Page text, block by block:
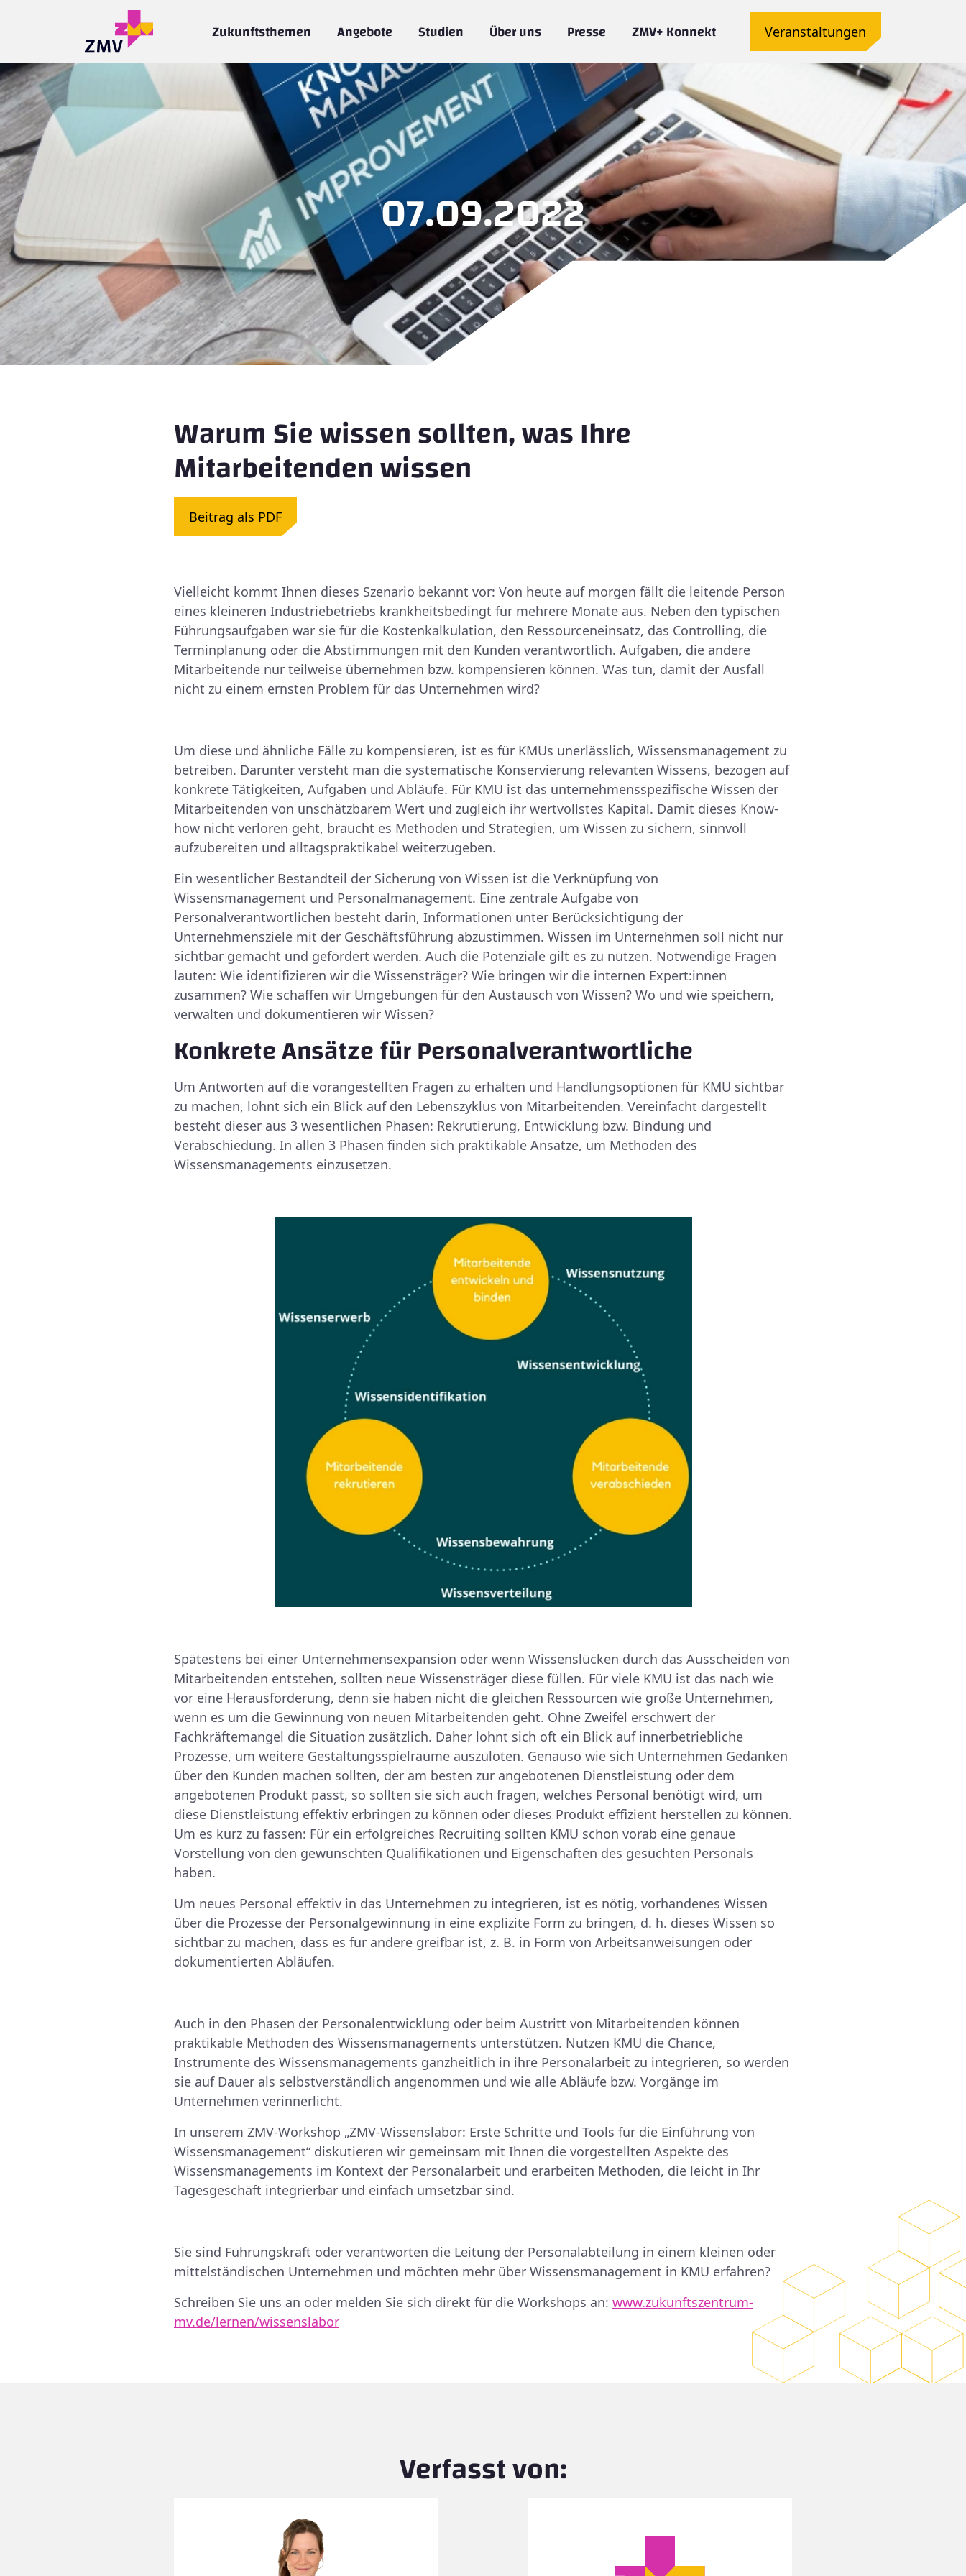
Zukunftsthemen Angebote Studien Über uns Presse ZMV+ Konnekt Veranstaltungen
07.09.2022
Warum Sie wissen sollten, was Ihre
Mitarbeitenden wissen
Beitrag als PDF
Vielleicht kommt Ihnen dieses Szenario bekannt vor: Von heute auf morgen fällt die leitende Person
eines kleineren Industriebetriebs krankheitsbedingt für mehrere Monate aus. Neben den typischen
Führungsaufgaben war sie für die Kostenkalkulation, den Ressourceneinsatz, das Controlling, die
Terminplanung oder die Abstimmungen mit den Kunden verantwortlich. Aufgaben, die andere
Mitarbeitende nur teilweise übernehmen bzw. kompensieren können. Was tun, damit der Ausfall
nicht zu einem ernsten Problem für das Unternehmen wird?
Um diese und ähnliche Fälle zu kompensieren, ist es für KMUs unerlässlich, Wissensmanagement zu
betreiben. Darunter versteht man die systematische Konservierung relevanten Wissens, bezogen auf
konkrete Tätigkeiten, Aufgaben und Abläufe. Für KMU ist das unternehmensspezifische Wissen der
Mitarbeitenden von unschätzbarem Wert und zugleich ihr wertvollstes Kapital. Damit dieses Know-
how nicht verloren geht, braucht es Methoden und Strategien, um Wissen zu sichern, sinnvoll
aufzubereiten und alltagspraktikabel weiterzugeben.
Ein wesentlicher Bestandteil der Sicherung von Wissen ist die Verknüpfung von
Wissensmanagement und Personalmanagement. Eine zentrale Aufgabe von
Personalverantwortlichen besteht darin, Informationen unter Berücksichtigung der
Unternehmensziele mit der Geschäftsführung abzustimmen. Wissen im Unternehmen soll nicht nur
sichtbar gemacht und gefördert werden. Auch die Potenziale gilt es zu nutzen. Notwendige Fragen
lauten: Wie identifizieren wir die Wissensträger? Wie bringen wir die internen Expert:innen
zusammen? Wie schaffen wir Umgebungen für den Austausch von Wissen? Wo und wie speichern,
verwalten und dokumentieren wir Wissen?
Konkrete Ansätze für Personalverantwortliche
Um Antworten auf die vorangestellten Fragen zu erhalten und Handlungsoptionen für KMU sichtbar
zu machen, lohnt sich ein Blick auf den Lebenszyklus von Mitarbeitenden. Vereinfacht dargestellt
besteht dieser aus 3 wesentlichen Phasen: Rekrutierung, Entwicklung bzw. Bindung und
Verabschiedung. In allen 3 Phasen finden sich praktikable Ansätze, um Methoden des
Wissensmanagements einzusetzen.
Spätestens bei einer Unternehmensexpansion oder wenn Wissenslücken durch das Ausscheiden von
Mitarbeitenden entstehen, sollten neue Wissensträger diese füllen. Für viele KMU ist das nach wie
vor eine Herausforderung, denn sie haben nicht die gleichen Ressourcen wie große Unternehmen,
wenn es um die Gewinnung von neuen Mitarbeitenden geht. Ohne Zweifel erschwert der
Fachkräftemangel die Situation zusätzlich. Daher lohnt sich oft ein Blick auf innerbetriebliche
Prozesse, um weitere Gestaltungsspielräume auszuloten. Genauso wie sich Unternehmen Gedanken
über den Kunden machen sollten, der am besten zur angebotenen Dienstleistung oder dem
angebotenen Produkt passt, so sollten sie sich auch fragen, welches Personal benötigt wird, um
diese Dienstleistung effektiv erbringen zu können oder dieses Produkt effizient herstellen zu können.
Um es kurz zu fassen: Für ein erfolgreiches Recruiting sollten KMU schon vorab eine genaue
Vorstellung von den gewünschten Qualifikationen und Eigenschaften des gesuchten Personals
haben.
Um neues Personal effektiv in das Unternehmen zu integrieren, ist es nötig, vorhandenes Wissen
über die Prozesse der Personalgewinnung in eine explizite Form zu bringen, d. h. dieses Wissen so
sichtbar zu machen, dass es für andere greifbar ist, z. B. in Form von Arbeitsanweisungen oder
dokumentierten Abläufen.
Auch in den Phasen der Personalentwicklung oder beim Austritt von Mitarbeitenden können
praktikable Methoden des Wissensmanagements unterstützen. Nutzen KMU die Chance,
Instrumente des Wissensmanagements ganzheitlich in ihre Personalarbeit zu integrieren, so werden
sie auf Dauer als selbstverständlich angenommen und wie alle Abläufe bzw. Vorgänge im
Unternehmen verinnerlicht.
In unserem ZMV-Workshop „ZMV-Wissenslabor: Erste Schritte und Tools für die Einführung von
Wissensmanagement“ diskutieren wir gemeinsam mit Ihnen die vorgestellten Aspekte des
Wissensmanagements im Kontext der Personalarbeit und erarbeiten Methoden, die leicht in Ihr
Tagesgeschäft integrierbar und einfach umsetzbar sind.
Sie sind Führungskraft oder verantworten die Leitung der Personalabteilung in einem kleinen oder
mittelständischen Unternehmen und möchten mehr über Wissensmanagement in KMU erfahren?
Schreiben Sie uns an oder melden Sie sich direkt für die Workshops an: www.zukunftszentrum-
mv.de/lernen/wissenslabor
Verfasst von: